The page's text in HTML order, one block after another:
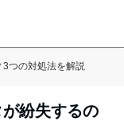
3つの対処法を解説
紛失するの